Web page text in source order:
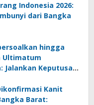
Indonesia 2026:
dari Bangka
hingga
Ultimatum
Jalankan Keputusan
Kanit
Barat: